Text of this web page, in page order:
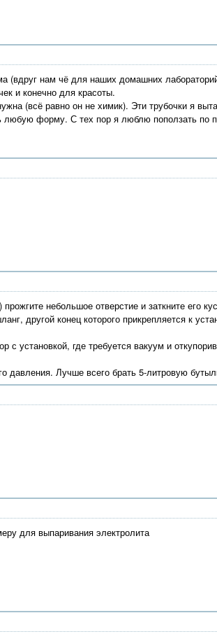
(вдруг нам чё для наших домашних
и конечно для красоты.
(всё равно он не химик). Эти трубочки я
любую форму. С тех пор я люблю поползать по
небольшое отверстие и заткните его
другой конец которого прикрепляется к
установкой, где требуется вакуум и
давления. Лучше всего брать 5-литровую
для выпаривания электролита